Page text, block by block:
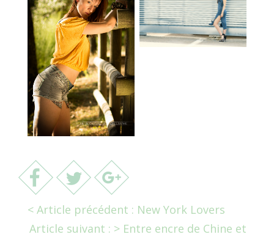
< Article précédent : New York Lovers
Article suivant : > Entre encre de Chine et